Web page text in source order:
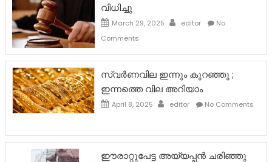
വിധിച്ചു
March 29, 2025 editor
No
Comments
സ്വർണവില ഇന്നും കുറഞ്ഞു ;
ഇന്നത്തെ വില അറിയാം
April 8, 2025 editor No Comments
ഈരാറ്റുപേട്ട അയ്യപ്പൻ ചരിഞ്ഞു